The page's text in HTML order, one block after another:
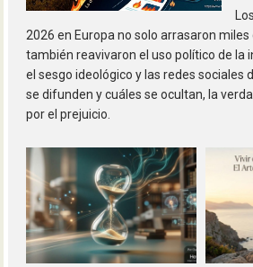
2026 en Europa no solo arrasaron
también reavivaron el uso político de la
el sesgo ideológico y las redes sociales
se difunden y cuáles se ocultan, la
por el prejuicio.